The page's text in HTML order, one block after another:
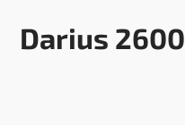
Darius 2600